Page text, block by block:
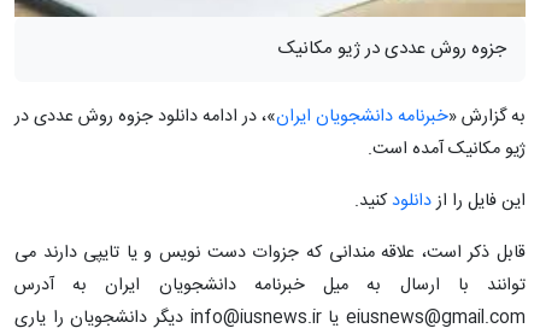
جزوه روش عددی در ژیو مکانیک
به گزارش «خبرنامه دانشجویان ایران»، در ادامه دانلود جزوه روش عددی در
ژیو مکانیک آمده است.
این فایل را ازدانلودکنید.
قابل ذکر است، علاقه مندانی که جزوات دست نویس و یا تایپی دارند می
توانند با ارسال به میل خبرنامه دانشجویان ایران به آدرس
eiusnews@gmail.com یا info@iusnews.ir دیگر دانشجویان را یاری